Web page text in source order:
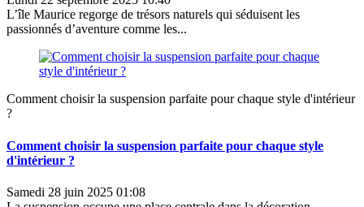
L’île Maurice regorge de trésors naturels qui séduisent les
passionnés d’aventure comme les...
Comment choisir la suspension parfaite pour chaque style d'intérieur
?
Comment choisir la suspension parfaite pour chaque style
d'intérieur ?
Samedi 28 juin 2025 01:08